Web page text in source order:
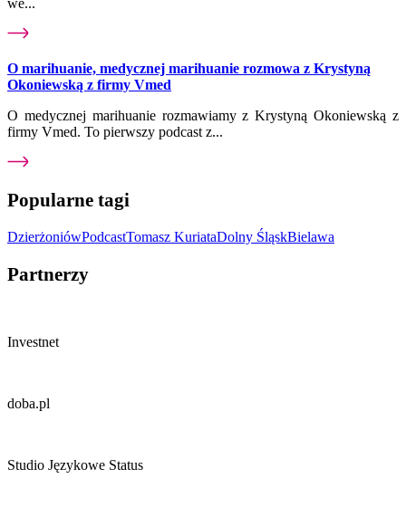
O marihuanie, medycznej marihuanie rozmowa z Krystyną
Okoniewską z firmy Vmed
O medycznej marihuanie rozmawiamy z Krystyną Okoniewską z
firmy Vmed. To pierwszy podcast z...
Popularne tagi
DzierżoniówPodcastTomasz KuriataDolny ŚląskBielawa
Partnerzy
Investnet
doba.pl
Studio Językowe Status